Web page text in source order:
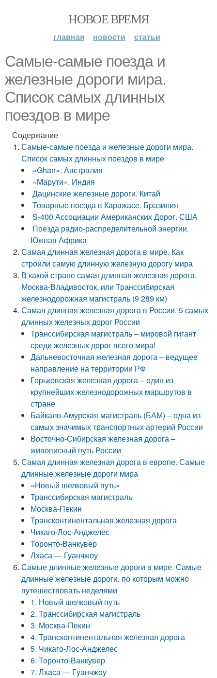
НОВОЕ ВРЕМЯ
главная новости статьи
Самые-самые поезда и
железные дороги мира.
Список самых длинных
поездов в мире
Содержание
Самые-самые поезда и железные дороги мира.
Список самых длинных поездов в мире
«Ghan». Австралия
«Марути». Индия
Дацинские железные дороги. Китай
Товарные поезда в Каражасе. Бразилия
S-400 Ассоциации Американских Дорог. США
Поезда радио-распределительной энергии.
Южная Африка
Самая длинная железная дорога в мире. Как
строили самую длинную железную дорогу мира
В какой стране самая длинная железная дорога.
Москва-Владивосток, или Транссибирская
железнодорожная магистраль (9 289 км)
Самая длинная железная дорога в России. 5 самых
длинных железных дорог России
Транссибирская магистраль – мировой гигант
среди железных дорог всего мира!
Дальневосточная железная дорога – ведущее
направление на территории РФ
Горьковская железная дорога – один из
крупнейших железнодорожных маршрутов в
стране
Байкало-Амурская магистраль (БАМ) – одна из
самых значимых транспортных артерий России
Восточно-Сибирская железная дорога –
живописный путь России
Самая длинная железная дорога в европе. Самые
длинные железные дороги мира
«Новый шелковый путь»
Транссибирская магистраль
Москва-Пекин
Трансконтинентальная железная дорога
Чикаго-Лос-Анджелес
Торонто-Ванкувер
Лхаса — Гуанчжоу
Самые длинные железные дороги в мире. Самые
длинные железные дороги, по которым можно
путешествовать неделями
1. Новый шелковый путь
2. Транссибирская магистраль
3. Москва-Пекин
4. Трансконтинентальная железная дорога
5. Чикаго-Лос-Анджелес
6. Торонто-Ванкувер
7. Лxaса — Гyанчжoу